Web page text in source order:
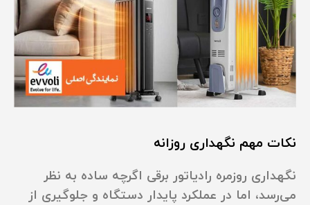
نکات مهم نگهداری روزانه
نگهداری روزمره رادیاتور برقی اگرچه ساده به نظر
می‌رسد، اما در عملکرد پایدار دستگاه و جلوگیری از